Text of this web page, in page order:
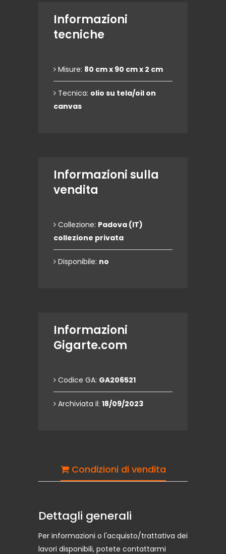
Informazioni
tecniche
Misure: 80 cm x 90 cm x 2 cm
Tecnica: olio su tela/oil on
canvas
Informazioni sulla
vendita
Collezione: Padova (IT)
collezione privata
Disponibile: no
Informazioni
Gigarte.com
Codice GA: GA206521
Archiviata il: 18/09/2023
Condizioni di vendita
Dettagli generali
Per informazioni o l'acquisto/trattativa dei
lavori disponibili, potete contattarmi